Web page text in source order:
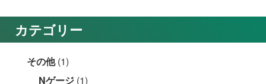
カテゴリー
その他(1)
Nゲージ (1)